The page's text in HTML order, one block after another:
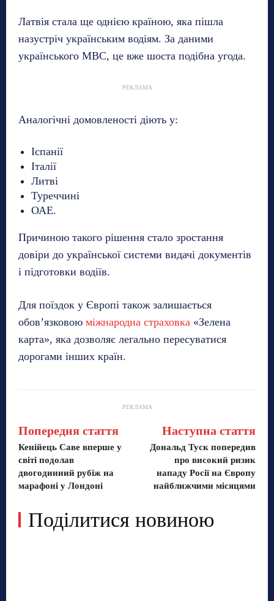
Латвія стала ще однією країною, яка пішла
назустріч українським водіям. За даними
українського МВС, це вже шоста подібна угода.
РЕКЛАМА
Аналогічні домовленості діють у:
Іспанії
Італії
Литві
Туреччині
ОАЕ.
Причиною такого рішення стало зростання
довіри до української системи видачі документів
і підготовки водіїв.
Для поїздок у Європі також залишається
обов’язковою міжнародна страховка «Зелена
карта», яка дозволяє легально пересуватися
дорогами інших країн.
РЕКЛАМА
Попередня стаття
Кенійець Саве вперше у
світі подолав
двогодинний рубіж на
марафоні у Лондоні
Наступна стаття
Дональд Туск попередив
про високий ризик
нападу Росії на Європу
найближчими місяцями
Поділитися новиною